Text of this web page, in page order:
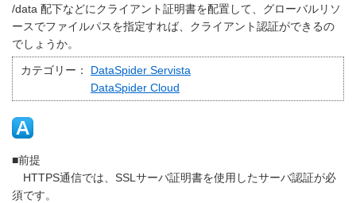
/data 配下などにクライアント証明書を配置して、グローバルリソ
ースでファイルパスを指定すれば、クライアント認証ができるの
でしょうか。
カテゴリー：
DataSpider Servista
DataSpider Cloud
■前提
HTTPS通信では、SSLサーバ証明書を使用したサーバ認証が必
須です。